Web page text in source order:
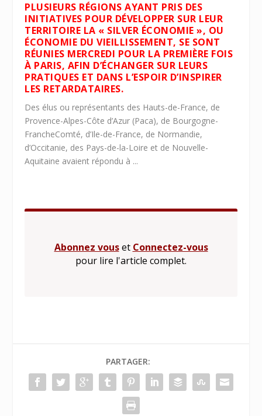
PLUSIEURS RÉGIONS AYANT PRIS DES
INITIATIVES POUR DÉVELOPPER SUR LEUR
TERRITOIRE LA « SILVER ÉCONOMIE », OU
ÉCONOMIE DU VIEILLISSEMENT, SE SONT
RÉUNIES MERCREDI POUR LA PREMIÈRE FOIS
À PARIS, AFIN D’ÉCHANGER SUR LEURS
PRATIQUES ET DANS L’ESPOIR D’INSPIRER
LES RETARDATAIRES.
Des élus ou représentants des Hauts-de-France, de
Provence-Alpes-Côte d’Azur (Paca), de Bourgogne-
FrancheComté, d’Ile-de-France, de Normandie,
d’Occitanie, des Pays-de-la-Loire et de Nouvelle-
Aquitaine avaient répondu à ...
Abonnez vouset Connectez-vous
pour lire l'article complet.
PARTAGER: